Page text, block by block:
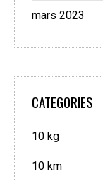
mars 2023
CATEGORIES
10 kg
10 km